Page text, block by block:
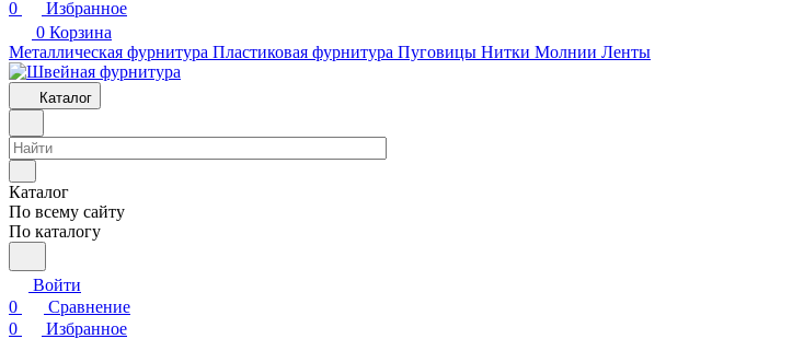
0
Избранное
0 Корзина
Металлическая фурнитура Пластиковая фурнитура Пуговицы Нитки Молнии Ленты
Каталог
Каталог
По всему сайту
По каталогу
Войти
0
Сравнение
0
Избранное